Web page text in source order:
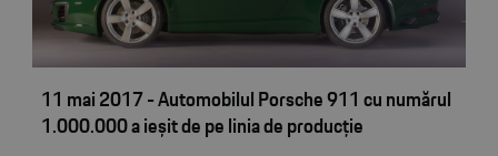
11 mai 2017 - Automobilul Porsche 911 cu numărul
1.000.000 a ieșit de pe linia de producție